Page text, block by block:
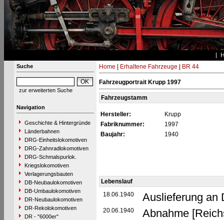
Suche
zur erweiterten Suche
Navigation
Geschichte & Hintergründe
Länderbahnen
DRG-Einheitslokomotiven
DRG-Zahnradlokomotiven
DRG-Schmalspurlok.
Kriegslokomotiven
Verlagerungsbauten
DB-Neubaulokomotiven
DB-Umbaulokomotiven
DR-Neubaulokomotiven
DR-Rekolokomotiven
DR - "6000er"
Home Erhaltene Fahrzeuge BR 44
Fahrzeugportrait Krupp 1997
Fahrzeugstamm
Hersteller:
Krupp
Fabriknummer:
1997
Baujahr:
1940
Lebenslauf
18.06.1940
Auslieferung an
20.06.1940 Abnahme